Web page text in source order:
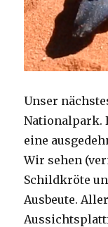
Unser
Nationalpark.
eine
Wir sehen
Schildkröte
Ausbeute.